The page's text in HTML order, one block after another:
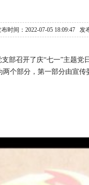
布时间：2022-07-05 18:09:47
部召开了庆“七一”主题党
个部分，第一部分由宣